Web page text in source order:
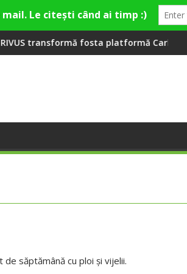
la Fashion Village
fosta platformă Carbochim într-un nouCând
săptămână cu ploi şi vijelii.